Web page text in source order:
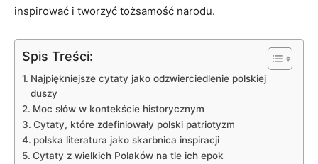
inspirować i‌ tworzyć tożsamość narodu.
Spis Treści:
Najpiękniejsze cytaty jako odzwierciedlenie polskiej
duszy
Moc słów w kontekście historycznym
Cytaty, które zdefiniowały polski patriotyzm
polska‌ literatura jako skarbnica inspiracji
Cytaty⁤ z wielkich Polaków⁤ na tle ich epok